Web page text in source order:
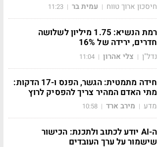
חיסכון ארוך טווח | עמית בר |
11:23
רמת הנשיא: 1.75 מיליון לשלושה
חדרים, ירידה של 16%
נדל"ן | צלי אהרון |
11:04
חידה מתמטית: הגשר, הפנס ו-17 הדקות:
מתי האדם המהיר צריך להפסיק לרוץ
מדע | מירב ארד |
10:58
ה-AI יודע לכתוב ולתכנת: הכישור
שישמור על ערך העובדים